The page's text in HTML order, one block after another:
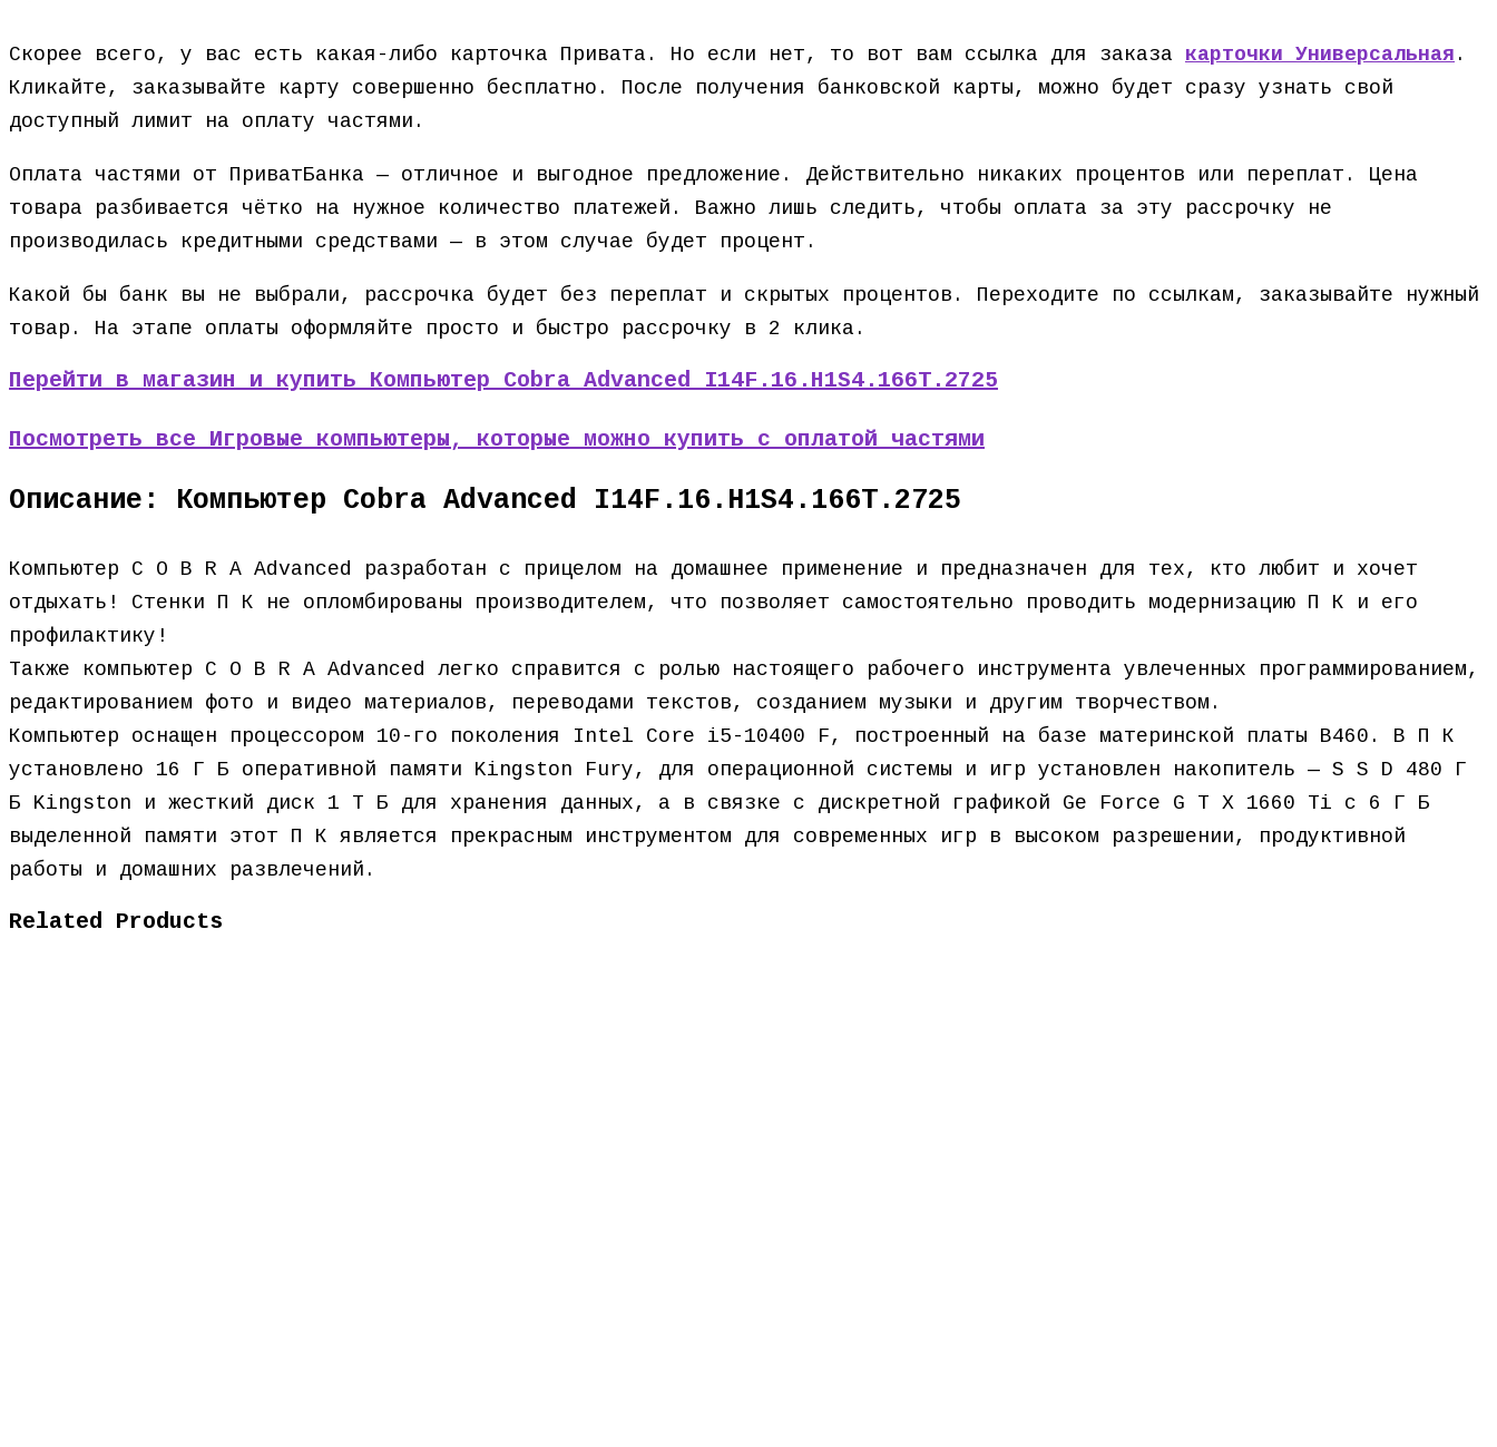
Скорее всего, у вас есть какая-либо карточка Привата. Но если нет, то вот вам ссылка для заказа карточки Универсальная .
Кликайте, заказывайте карту совершенно бесплатно. После получения банковской карты, можно будет сразу узнать свой
доступный лимит на оплату частями.
Оплата частями от ПриватБанка — отличное и выгодное предложение. Действительно никаких процентов или переплат. Цена
товара разбивается чётко на нужное количество платежей. Важно лишь следить, чтобы оплата за эту рассрочку не
производилась кредитными средствами — в этом случае будет процент.
Какой бы банк вы не выбрали, рассрочка будет без переплат и скрытых процентов. Переходите по ссылкам, заказывайте нужный
товар. На этапе оплаты оформляйте просто и быстро рассрочку в 2 клика.
Перейти в магазин и купить Компьютер Cobra Advanced I14F.16.H1S4.166T.2725
Посмотреть все Игровые компьютеры, которые можно купить с оплатой частями
Описание: Компьютер Cobra Advanced I14F.16.H1S4.166T.2725
Компьютер C O B R A Advanced разработан с прицелом на домашнее применение и предназначен для тех, кто любит и хочет
отдыхать! Стенки П К не опломбированы производителем, что позволяет самостоятельно проводить модернизацию П К и его
профилактику!
Также компьютер C O B R A Advanced легко справится с ролью настоящего рабочего инструмента увлеченных программированием,
редактированием фото и видео материалов, переводами текстов, созданием музыки и другим творчеством.
Компьютер оснащен процессором 10-го поколения Intel Core i5-10400 F, построенный на базе материнской платы B460. В П К
установлено 16 Г Б оперативной памяти Kingston Fury, для операционной системы и игр установлен накопитель — S S D 480 Г
Б Kingston и жесткий диск 1 Т Б для хранения данных, а в связке с дискретной графикой Ge Force G T X 1660 Ti с 6 Г Б
выделенной памяти этот П К является прекрасным инструментом для современных игр в высоком разрешении, продуктивной
работы и домашних развлечений.
Related Products